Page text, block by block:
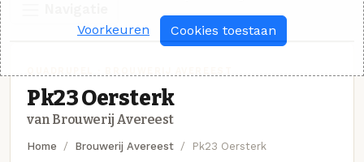
Pk23 Oersterk
van Brouwerij Avereest
Home Brouwerij Avereest Pk23 Oersterk
Voorkeuren Cookies toestaan